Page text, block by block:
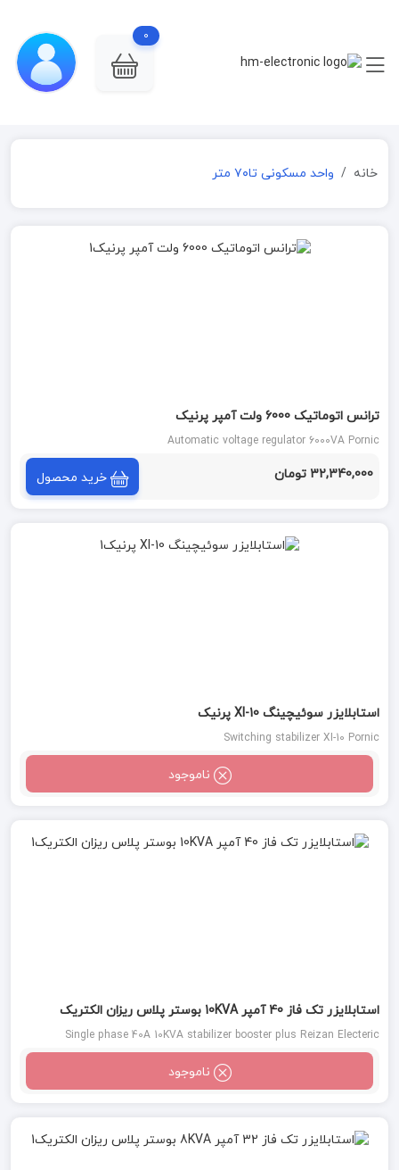
0
خانه واحد مسکونی تا۷۰ متر
ترانس اتوماتیک 6000 ولت آمپر پرنیک
Automatic voltage regulator 6000VA Pornic
32,340,000 تومان خرید محصول
استابلایزر سوئیچینگ XI-10 پرنیک
Switching stabilizer XI-10 Pornic
ناموجود
استابلایزر تک فاز 40 آمپر 10KVA بوستر پلاس ریزان الکتریک
Single phase 40A 10KVA stabilizer booster plus Reizan Electeric
ناموجود